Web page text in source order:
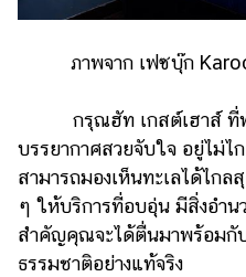
ภาพจาก เฟซบุ๊ก
กรุณฮัท เกสต์เฮาส์ ที่พัก
บรรยากาศสวยจับใจ อยู่ไม่ไ
สามารถมองเห็นทะเลได้ไก
ๆ ให้บริการที่อบอุ่น มีสิ่งอำน
สำคัญคุณจะได้ตื่นมาพร้อมกั
ธรรมชาติอย่างแท้จริง